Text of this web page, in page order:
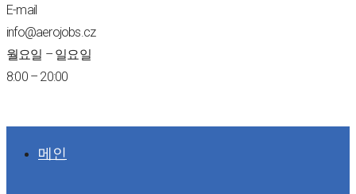
E-mail
info@aerojobs.cz
월요일 – 일요일
8:00 – 20:00
메인